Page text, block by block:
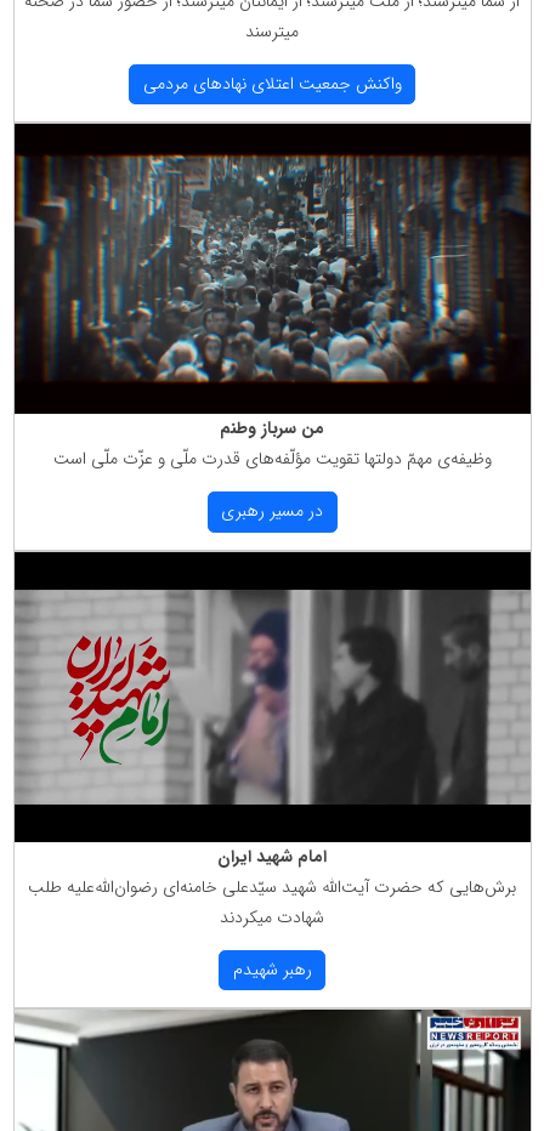
میترسند
واكنش جمعیت اعتلای نهادهای مردمی
من سرباز وطنم
وظیفه‌ی مهمّ دولتها تقویت مؤلّفه‌های قدرت ملّی و عزّت ملّی است
در مسیر رهبری
امام شهید ایران
برش‌هایی كه حضرت آیت‌الله شهید سیّدعلی خامنه‌ای رضوان‌الله‌علیه طلب
شهادت میكردند
رهبر شهیدم